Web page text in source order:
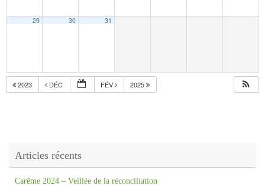
29 30 31
2023 DÉC FÉV 2025
Articles récents
Carême 2024 – Veillée de la réconciliation